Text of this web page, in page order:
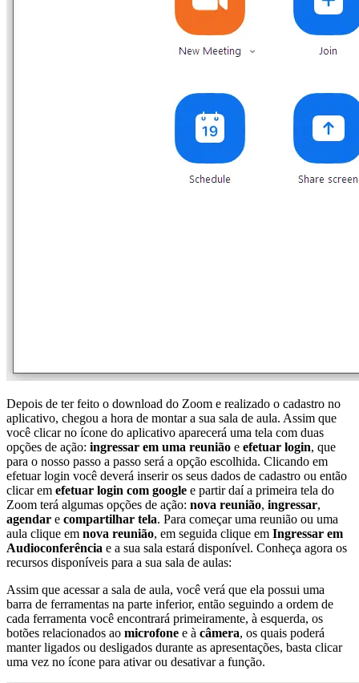
Depois de ter feito o download do Zoom e realizado o cadastro no
aplicativo, chegou a hora de montar a sua sala de aula. Assim que
você clicar no ícone do aplicativo aparecerá uma tela com duas
opções de ação: ingressar em uma reunião e efetuar login, que
para o nosso passo a passo será a opção escolhida. Clicando em
efetuar login você deverá inserir os seus dados de cadastro ou então
clicar em efetuar login com google e partir daí a primeira tela do
Zoom terá algumas opções de ação: nova reunião, ingressar,
agendar e compartilhar tela. Para começar uma reunião ou uma
aula clique em nova reunião, em seguida clique em Ingressar em
Audioconferência e a sua sala estará disponível. Conheça agora os
recursos disponíveis para a sua sala de aulas:
Assim que acessar a sala de aula, você verá que ela possui uma
barra de ferramentas na parte inferior, então seguindo a ordem de
cada ferramenta você encontrará primeiramente, à esquerda, os
botões relacionados ao microfone e à câmera, os quais poderá
manter ligados ou desligados durante as apresentações, basta clicar
uma vez no ícone para ativar ou desativar a função.